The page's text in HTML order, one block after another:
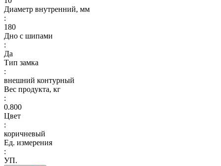
Диаметр внутренний, мм
:
180
Дно с шипами
:
Да
Тип замка
:
внешний контурный
Вес продукта, кг
:
0.800
Цвет
:
коричневый
Ед. измерения
:
УП.